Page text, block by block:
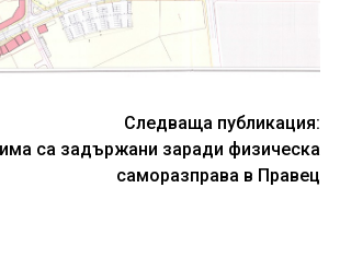
Следваща публикация:
са задържани заради физическа
саморазправа в Правец